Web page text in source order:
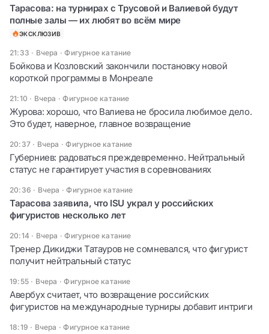
Тарасова: на турнирах с Трусовой и Валиевой будут
полные залы — их любят во всём мире
ЭКСКЛЮЗИВ
21:33 · Вчера ·Фигурное катание
Бойкова и Козловский закончили постановку новой
короткой программы в Монреале
21:10 · Вчера ·Фигурное катание
Журова: хорошо, что Валиева не бросила любимое дело.
Это будет, наверное, главное возвращение
20:37 · Вчера ·Фигурное катание
Губерниев: радоваться преждевременно. Нейтральный
статус не гарантирует участия в соревнованиях
20:36 · Вчера ·Фигурное катание
Тарасова заявила, что ISU украл у российских
фигуристов несколько лет
20:14 · Вчера ·Фигурное катание
Тренер Дикиджи Татауров не сомневался, что фигурист
получит нейтральный статус
19:55 · Вчера ·Фигурное катание
Авербух считает, что возвращение российских
фигуристов на международные турниры добавит интриги
18:19 · Вчера ·Фигурное катание